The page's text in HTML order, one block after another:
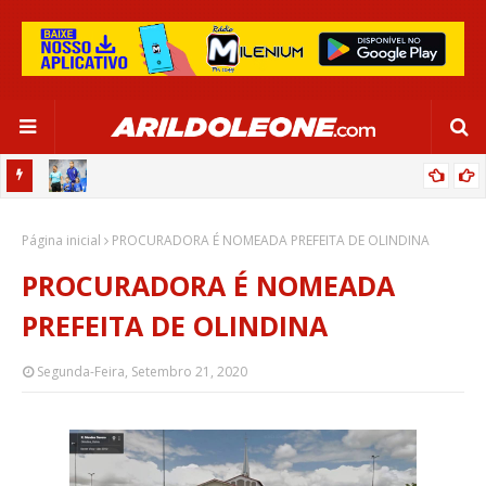
SALVADOR
Página inicial PROCURADORA É NOMEADA PREFEITA DE OLINDINA
PROCURADORA É NOMEADA
PREFEITA DE OLINDINA
Segunda-Feira, Setembro 21, 2020